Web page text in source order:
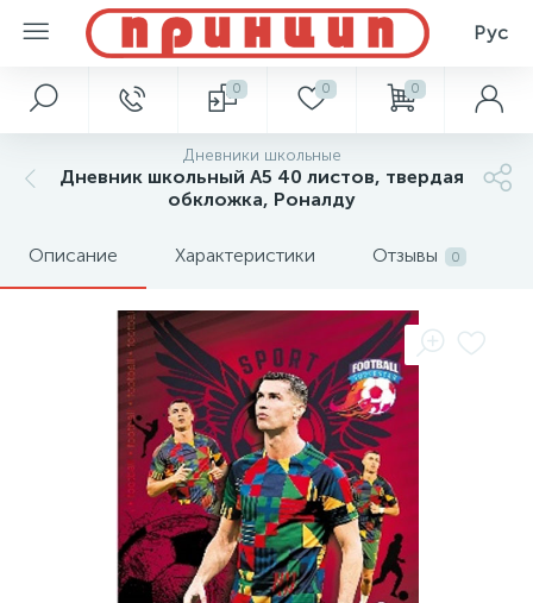
Рус
0 0 0
Дневники школьные
Дневник школьный А5 40 листов, твердая
обкложка, Роналду
Описание Характеристики Отзывы 0